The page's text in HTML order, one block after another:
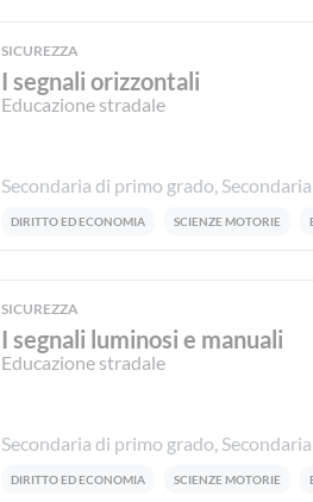
SICUREZZA
I segnali orizzontali
Educazione stradale
Secondaria di primo grado,
DIRITTO ED ECONOMIA SCIENZE MOTORIE
SICUREZZA
I segnali luminosi e manuali
Educazione stradale
Secondaria di primo grado,
DIRITTO ED ECONOMIA SCIENZE MOTORIE